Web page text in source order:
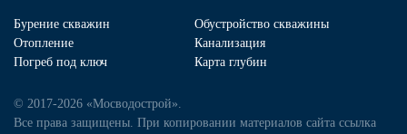
Бурение скважин
Обустройство скважины
Отопление
Канализация
Погреб под ключ
Карта глубин
© 2017-2026 «Мосводострой».
Все права защищены. При копировании материалов сайта ссылка